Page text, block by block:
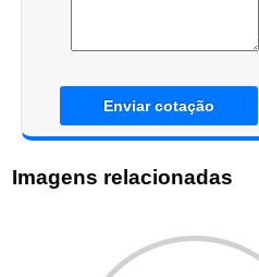
Enviar cotação
Imagens relacionadas